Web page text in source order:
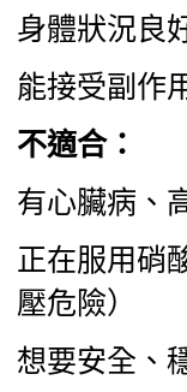
身體狀況良
能接受副作
不適合：
有心臟病、
正在服用硝
壓危險）
想要安全、